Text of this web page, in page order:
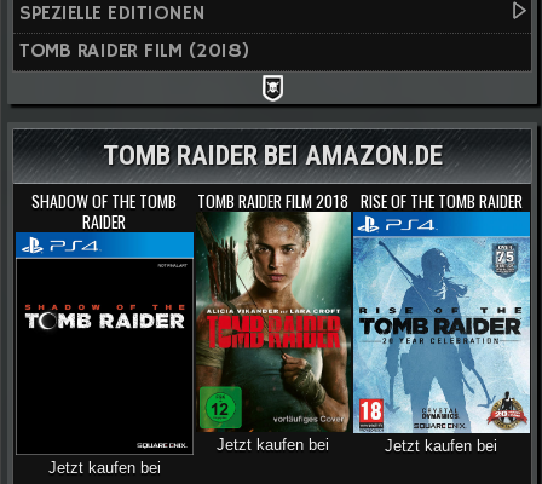
SPEZIELLE EDITIONEN
TOMB RAIDER FILM (2018)
TOMB RAIDER BEI AMAZON.DE
SHADOW OF THE TOMB
RAIDER
Jetzt kaufen bei
TOMB RAIDER FILM 2018
Jetzt kaufen bei
RISE OF THE TOMB RAIDER
Jetzt kaufen bei